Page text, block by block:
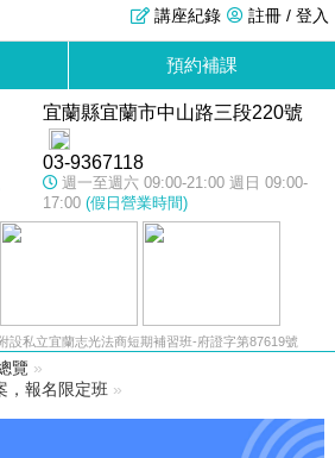
註冊 / 登入
講座紀錄
預約補課
宜蘭縣宜蘭市中山路三段220號
03-9367118
週一至週六 09:00-21:00 週日 09:00-
17:00 (假日營業時間)
設私立宜蘭志光法商短期補習班-府證字第87619號
覽 »
，報名限定班 »